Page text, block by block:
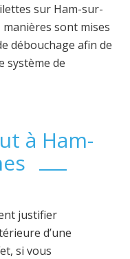
sur Ham-sur-
sont mises
débouchage afin de
système de
à Ham-
justifier
d’une
si vous